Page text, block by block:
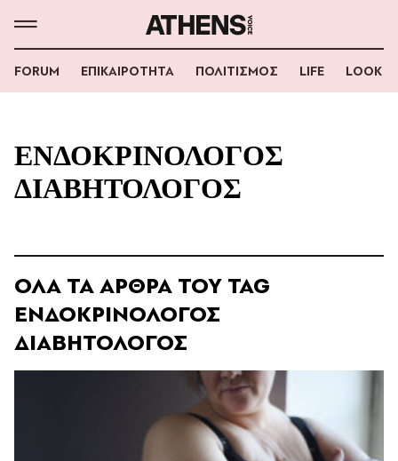
FORUM ΕΠΙΚΑΙΡΟΤΗΤΑ ΠΟΛΙΤΙΣΜΟΣ LIFE LOOK
ΕΝΔΟΚΡΙΝΟΛΟΓΟΣ
ΔΙΑΒΗΤΟΛΟΓΟΣ
ΟΛΑ ΤΑ ΑΡΘΡΑ ΤΟΥ TAG
ΕΝΔΟΚΡΙΝΟΛΟΓΟΣ
ΔΙΑΒΗΤΟΛΟΓΟΣ